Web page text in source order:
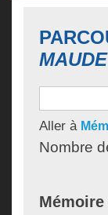
MAUDE
Aller à
Nombre